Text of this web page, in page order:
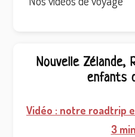
Nouvelle Zélande,
enfants
Vidéo : notre roadtrip
3